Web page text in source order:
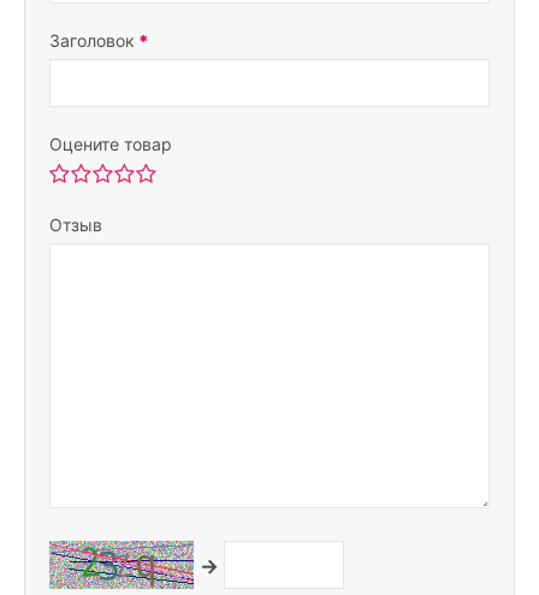
Заголовок
Оцените товар
Отзыв
→